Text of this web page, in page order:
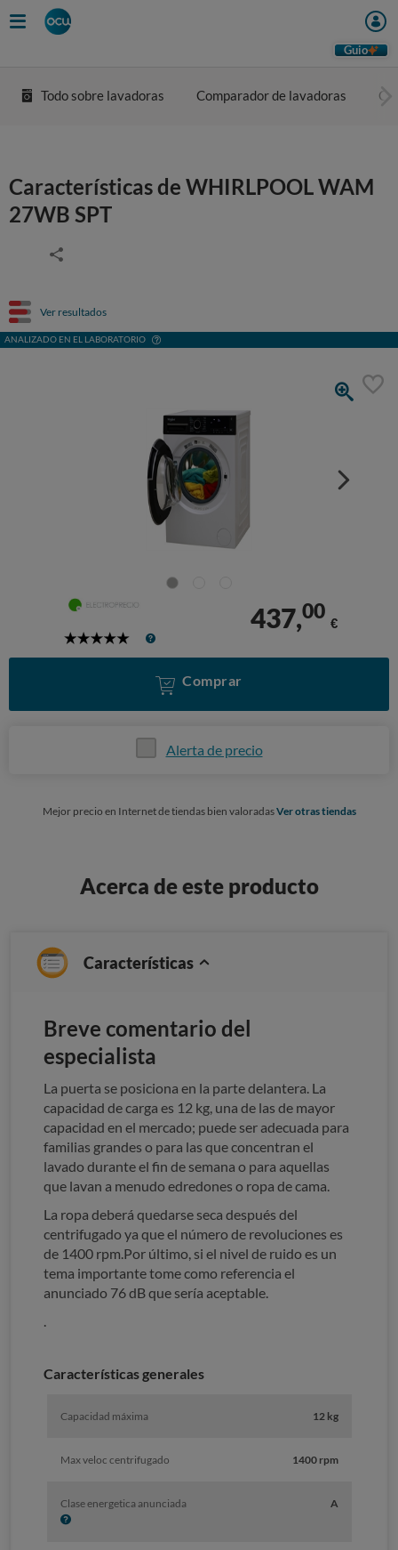
Guio
Todo sobre lavadoras Comparador de lavadoras
Características de WHIRLPOOL WAM
27WB SPT
Ver resultados
ANALIZADO EN EL LABORATORIO
5
437,00
€
Comprar
Alerta de precio
Mejor precio en Internet de tiendas bien valoradasVer otras tiendas
Acerca de este producto
Características
Breve comentario del
especialista
La puerta se posiciona en la parte delantera. La
capacidad de carga es 12 kg, una de las de mayor
capacidad en el mercado; puede ser adecuada para
familias grandes o para las que concentran el
lavado durante el fin de semana o para aquellas
que lavan a menudo edredones o ropa de cama.
La ropa deberá quedarse seca después del
centrifugado ya que el número de revoluciones es
de 1400 rpm.Por último, si el nivel de ruido es un
tema importante tome como referencia el
anunciado 76 dB que sería aceptable.
.
Características generales
Capacidad máxima 12 kg
Max veloc centrifugado 1400 rpm
Clase energetica anunciadaI
A